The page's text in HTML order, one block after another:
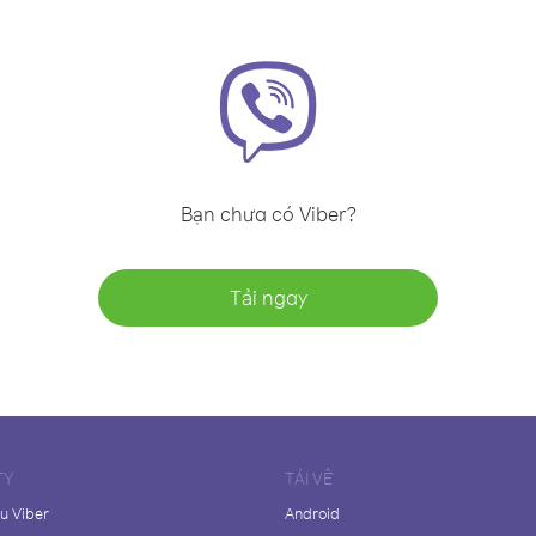
Bạn chưa có Viber?
Tải ngay
Viber
TẢI VỀ
Android